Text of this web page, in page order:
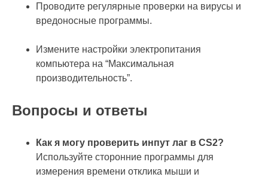
Проводите регулярные проверки на вирусы и
вредоносные программы.
Измените настройки электропитания
компьютера на “Максимальная
производительность”.
Вопросы и ответы
Как я могу проверить инпут лаг в CS2?
Используйте сторонние программы для
измерения времени отклика мыши и